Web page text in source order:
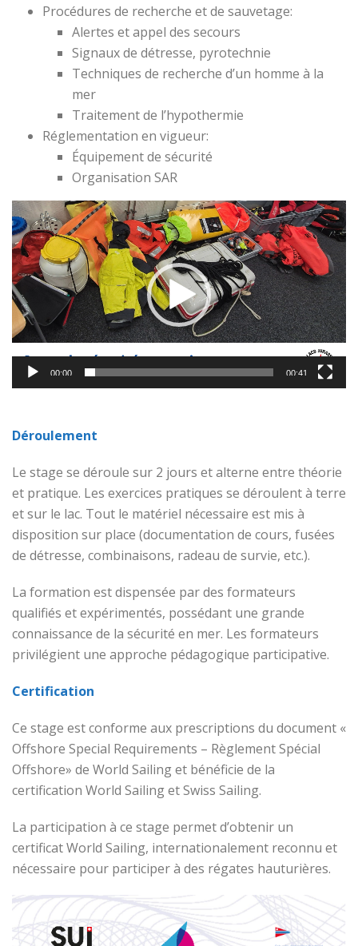
Procédures de recherche et de sauvetage:
Alertes et appel des secours
Signaux de détresse, pyrotechnie
Techniques de recherche d’un homme à la
mer
Traitement de l’hypothermie
Réglementation en vigueur:
Équipement de sécurité
Organisation SAR
Lecteur
vidéo
00:00 00:41
Déroulement
Le stage se déroule sur 2 jours et alterne entre théorie
et pratique. Les exercices pratiques se déroulent à terre
et sur le lac. Tout le matériel nécessaire est mis à
disposition sur place (documentation de cours, fusées
de détresse, combinaisons, radeau de survie, etc.).
La formation est dispensée par des formateurs
qualifiés et expérimentés, possédant une grande
connaissance de la sécurité en mer. Les formateurs
privilégient une approche pédagogique participative.
Certification
Ce stage est conforme aux prescriptions du document «
Offshore Special Requirements – Règlement Spécial
Offshore» de World Sailing et bénéficie de la
certification World Sailing et Swiss Sailing.
La participation à ce stage permet d’obtenir un
certificat World Sailing, internationalement reconnu et
nécessaire pour participer à des régates hauturières.